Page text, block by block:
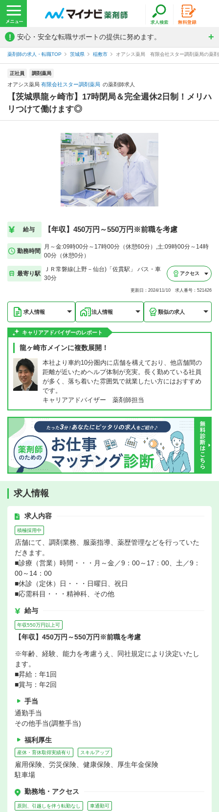
! 安心・安全な転職サポートの提供に努めます。
薬剤師の求人・転職TOP 茨城県 稲敷市 オアシス薬局 有限会社スター調剤薬局の薬
正社員 調剤薬局
オアシス薬局 有限会社スター調剤薬局 の薬剤師求人
【茨城県龍ヶ崎市】17時閉局＆完全週休2日制！メリハ
リつけて働けます◎
給与 【年収】450万円～550万円※前職を考慮
勤務時間
月～金:09時00分～17時00分（休憩60分）,土:09時00分～14時
00分（休憩0分）
最寄り駅
ＪＲ常磐線(上野－仙台)「佐貫駅」 バス・車
30分
アクセス
更新日：2024/11/10 求人番号：521426
求人情報 法人情報 類似の求人
キャリアアドバイザーのレポート
龍ヶ崎市メインに複数展開！
本社より車約10分圏内に店舗を構えており、他店舗間の
距離が近いためヘルプ体制が充実。長く勤めている社員
が多く、落ち着いた雰囲気で就業したい方にはおすすめ
です。
キャリアアドバイザー 薬剤師担当
求人情報
求人内容
積極採用中
店舗にて、調剤業務、服薬指導、薬歴管理などを行っていた
だきます。
■診療（営業）時間・・・月～金／9：00～17：00、土／9：
00～14：00
■休診（定休）日・・・日曜日、祝日
■応需科目・・・精神科、その他
給与
年収550万円以上可
【年収】450万円～550万円※前職を考慮
※年齢、経験、能力を考慮うえ、同社規定により決定いたし
ます。
■昇給：年1回
■賞与：年2回
手当
通勤手当
その他手当(調整手当)
福利厚生
産休・育休取得実績有り スキルアップ
雇用保険、労災保険、健康保険、厚生年金保険
駐車場
勤務地・アクセス
原則、引越しを伴う転勤なし 車通勤可